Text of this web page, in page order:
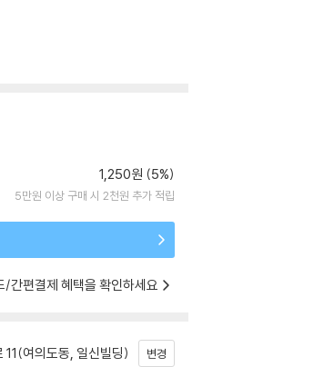
1,250원 (5%)
5만원 이상 구매 시 2천원 추가 적립
/간편결제 혜택을 확인하세요
11(여의도동, 일신빌딩) 변경